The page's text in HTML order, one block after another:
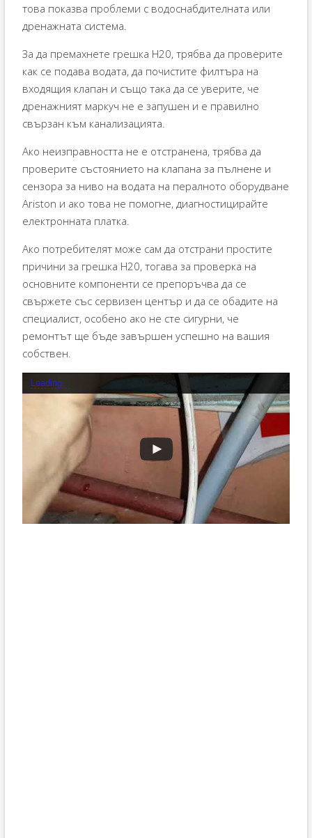
това показва проблеми с водоснабдителната или
дренажната система.
За да премахнете грешка H20, трябва да проверите
как се подава водата, да почистите филтъра на
входящия клапан и също така да се уверите, че
дренажният маркуч не е запушен и е правилно
свързан към канализацията.
Ако неизправността не е отстранена, трябва да
проверите състоянието на клапана за пълнене и
сензора за ниво на водата на пералното оборудване
Ariston и ако това не помогне, диагностицирайте
електронната платка.
Ако потребителят може сам да отстрани простите
причини за грешка H20, тогава за проверка на
основните компоненти се препоръчва да се
свържете със сервизен център и да се обадите на
специалист, особено ако не сте сигурни, че
ремонтът ще бъде завършен успешно на вашия
собствен.
Loading...